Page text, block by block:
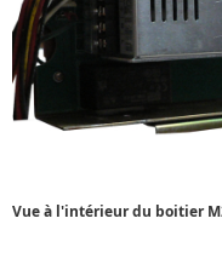
Vue à l'intérieur du boitier